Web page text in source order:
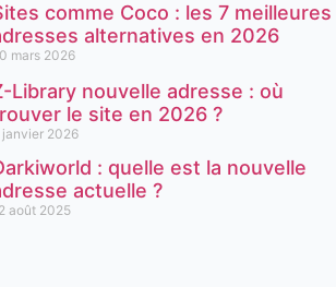
comme Coco : les 7 meilleures
alternatives en 2026
mars 2026
Library nouvelle adresse : où
le site en 2026 ?
janvier 2026
: quelle est la nouvelle
actuelle ?
août 2025